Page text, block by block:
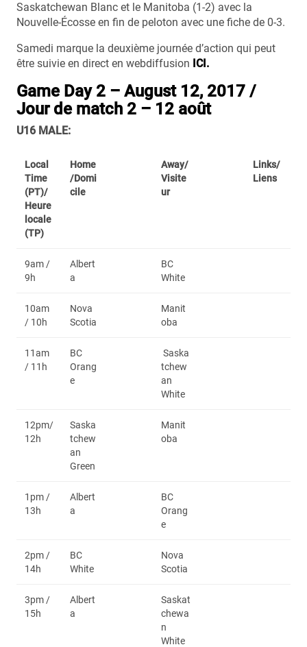
Saskatchewan Blanc et le Manitoba (1-2) avec la
Nouvelle-Écosse en fin de peloton avec une fiche de 0-3.
Samedi marque la deuxième journée d’action qui peut
être suivie en direct en webdiffusion ICI.
Game Day 2 – August 12, 2017 /
Jour de match 2 – 12 août
U16 MALE:
Local
Time
(PT)/
Heure
locale
(TP)
Home
/Domi
cile
Away/
Visite
ur
Links/
Liens
9am /
9h
Albert
a
BC
White
10am
/ 10h
Nova
Scotia
Manit
oba
11am
/ 11h
BC
Orang
e
Saska
tchew
an
White
12pm/
12h
Saska
tchew
an
Green
Manit
oba
1pm /
13h
Albert
a
BC
Orang
e
2pm /
14h
BC
White
Nova
Scotia
3pm /
15h
Albert
a
Saskat
chewa
n
White